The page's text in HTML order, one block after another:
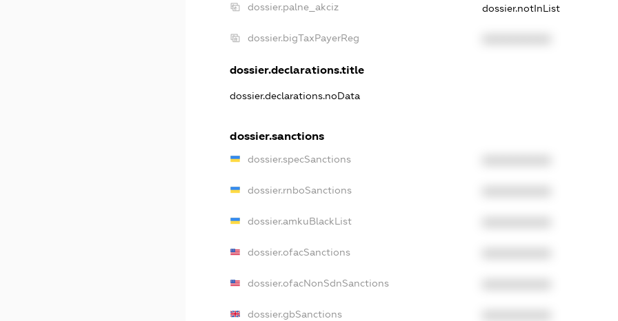
dossier.palne_akciz dossier.notInList
dossier.bigTaxPayerReg
dossier.declarations.title
dossier.declarations.noData
dossier.sanctions
dossier.specSanctions
dossier.rnboSanctions
dossier.amkuBlackList
dossier.ofacSanctions
dossier.ofacNonSdnSanctions
dossier.gbSanctions